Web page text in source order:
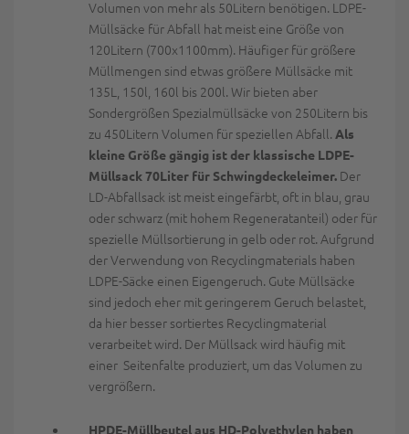
Volumen von mehr als 50Litern benötigen. LDPE-
Müllsäcke für Abfall hat meist eine Größe von
120Litern (700x1100mm). Häufiger für größere
Müllmengen sind etwas größere Müllsäcke mit
135L, 150l, 160l bis 200l. Wir bieten aber
Sondergrößen Spezialmüllsäcke von 250Litern bis
zu 450Litern Volumen für speziellen Abfall. Als
kleine Größe gängig ist der klassische LDPE-
Müllsack 70Liter für Schwingdeckeleimer. Der
LD-Abfallsack ist meist eingefärbt, oft in blau, grau
oder schwarz (mit hohem Regeneratanteil) oder für
spezielle Müllsortierung in gelb oder rot. Aufgrund
der Verwendung von Recyclingmaterials haben
LDPE-Säcke einen Eigengeruch. Gute Müllsäcke
sind jedoch eher mit geringerem Geruch belastet,
da hier besser sortiertes Recyclingmaterial
verarbeitet wird. Der Müllsack wird häufig mit
einer Seitenfalte produziert, um das Volumen zu
vergrößern.
HPDE-Müllbeutel aus HD-Polyethylen haben